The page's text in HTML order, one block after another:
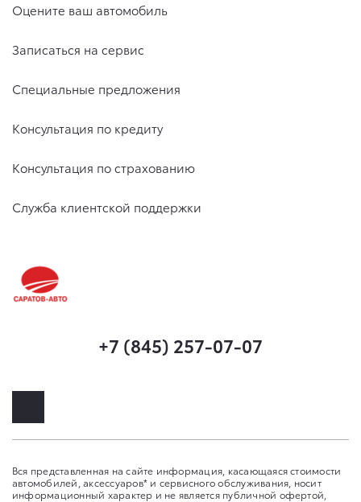
Оцените ваш автомобиль
Записаться на сервис
Специальные предложения
Консультация по кредиту
Консультация по страхованию
Служба клиентской поддержки
+7 (845) 257-07-07
Вся представленная на сайте информация, касающаяся стоимости
автомобилей, аксессуаров* и сервисного обслуживания, носит
информационный характер и не является публичной офертой,